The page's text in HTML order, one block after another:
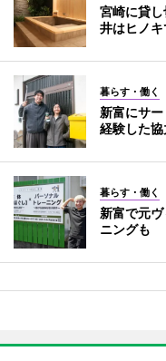
宮崎に貸
井はヒノ
暮らす・働く
新富にサ
経験した
暮らす・働く
新富で元
ニングも